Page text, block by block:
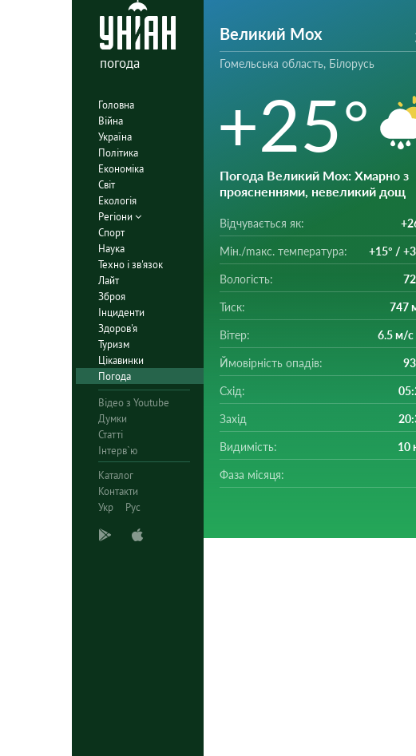
погода
Головна
Війна
Україна
Політика
Економіка
Світ
Екологія
Регіони
Спорт
Наука
Техно і зв'язок
Лайт
Зброя
Інциденти
Здоров'я
Туризм
Цікавинки
Погода
Відео з Youtube
Думки
Статті
Інтерв`ю
Каталог
Контакти
Укр
Рус
Великий Мох
Гомельська область, Білорусь
+25°
Погода Великий Мох: Хмарно з
проясненнями, невеликий дощ
Відчувається як:
Мін./mакс. температура: +15° /
Вологість:
Тиск: 747
Вітер: 6.5 м/с
Ймовірність опадів:
Схід:
Захід
Видимість: 10
Фаза місяця: